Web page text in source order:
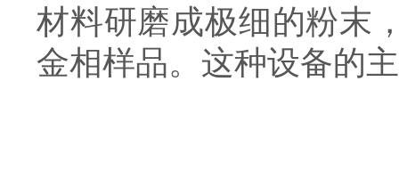
材料研磨成极细的粉末
金相样品。这种设备的